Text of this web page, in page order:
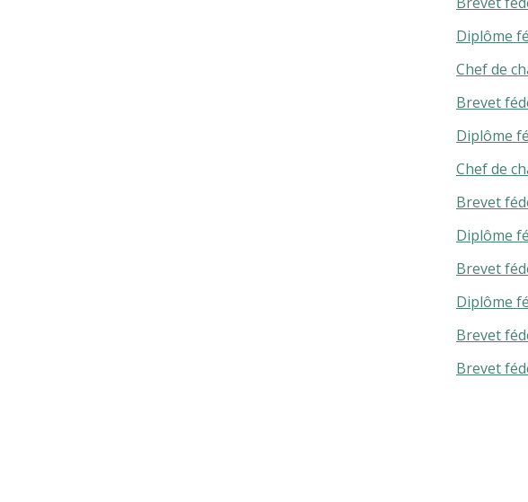
Diplôme
Chef de
Brevet
Diplôme
Chef de
Brevet
Diplôme
Brevet
Diplôme
Brevet
Brevet